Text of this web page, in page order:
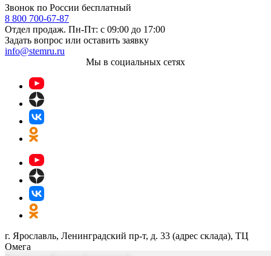
Звонок по России бесплатный
8 800 700-67-87
Отдел продаж. Пн-Пт: с 09:00 до 17:00
Задать вопрос или оставить заявку
info@stemru.ru
Мы в социальных сетях
г. Ярославль, Ленинградский пр-т, д. 33 (адрес склада), ТЦ
Омега